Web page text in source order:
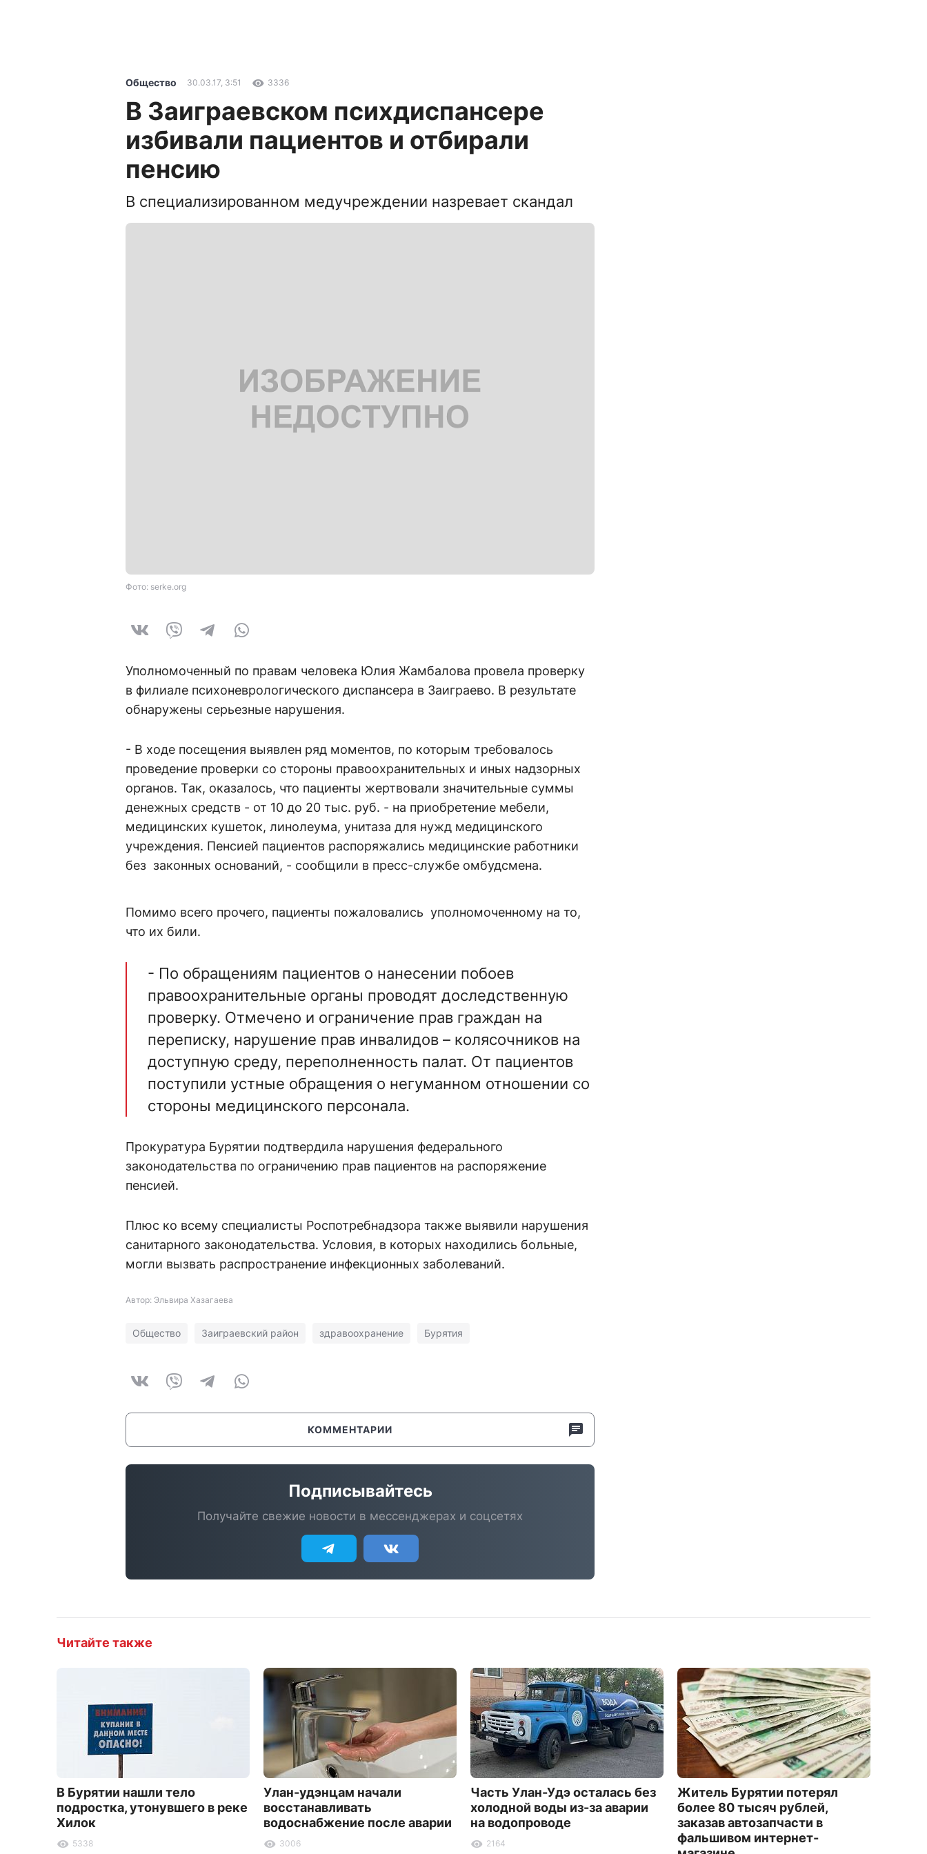
Общество 30.03.17, 3:51 3336
В Заиграевском психдиспансере
избивали пациентов и отбирали
пенсию
В специализированном медучреждении назревает скандал
Фото: serke.org
Уполномоченный по правам человека Юлия Жамбалова провела проверку
в филиале психоневрологического диспансера в Заиграево. В результате
обнаружены серьезные нарушения.
- В ходе посещения выявлен ряд моментов, по которым требовалось
проведение проверки со стороны правоохранительных и иных надзорных
органов. Так, оказалось, что пациенты жертвовали значительные суммы
денежных средств - от 10 до 20 тыс. руб. - на приобретение мебели,
медицинских кушеток, линолеума, унитаза для нужд медицинского
учреждения. Пенсией пациентов распоряжались медицинские работники
без законных оснований, - сообщили в пресс-службе омбудсмена.
Помимо всего прочего, пациенты пожаловались уполномоченному на то,
что их били.
- По обращениям пациентов о нанесении побоев
правоохранительные органы проводят доследственную
проверку. Отмечено и ограничение прав граждан на
переписку, нарушение прав инвалидов – колясочников на
доступную среду, переполненность палат. От пациентов
поступили устные обращения о негуманном отношении со
стороны медицинского персонала.
Прокуратура Бурятии подтвердила нарушения федерального
законодательства по ограничению прав пациентов на распоряжение
пенсией.
Плюс ко всему специалисты Роспотребнадзора также выявили нарушения
санитарного законодательства. Условия, в которых находились больные,
могли вызвать распространение инфекционных заболеваний.
Автор: Эльвира Хазагаева
Общество Заиграевский район здравоохранение Бурятия
КОММЕНТАРИИ
Подписывайтесь
Получайте свежие новости в мессенджерах и соцсетях
Читайте также
В Бурятии нашли тело
подростка, утонувшего в реке
Хилок
5338
Улан-удэнцам начали
восстанавливать
водоснабжение после аварии
3006
Часть Улан-Удэ осталась без
холодной воды из-за аварии
на водопроводе
2164
Житель Бурятии потерял
более 80 тысяч рублей,
заказав автозапчасти в
фальшивом интернет-